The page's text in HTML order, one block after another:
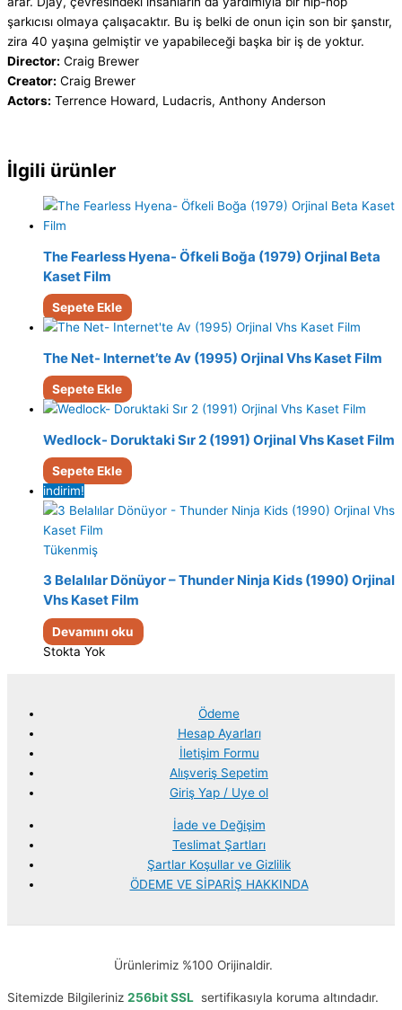
şarkıcısı olmaya çalışacaktır. Bu iş belki de onun için son bir şanstır,
zira 40 yaşına gelmiştir ve yapabileceği başka bir iş de yoktur.
Director: Craig Brewer
Creator: Craig Brewer
Actors: Terrence Howard, Ludacris, Anthony Anderson
İlgili ürünler
The Fearless Hyena- Öfkeli Boğa (1979) Orjinal Beta
Kaset Film
Sepete Ekle
The Net- Internet’te Av (1995) Orjinal Vhs Kaset Film
Sepete Ekle
Wedlock- Doruktaki Sır 2 (1991) Orjinal Vhs Kaset Film
Sepete Ekle
indirim!
Tükenmiş
3 Belalılar Dönüyor – Thunder Ninja Kids (1990) Orjinal
Vhs Kaset Film
Devamını oku
Stokta Yok
Ödeme
Hesap Ayarları
İletişim Formu
Alışveriş Sepetim
Giriş Yap / Uye ol
İade ve Değişim
Teslimat Şartları
Şartlar Koşullar ve Gizlilik
ÖDEME VE SİPARİŞ HAKKINDA
Ürünlerimiz %100 Orijinaldir.
Sitemizde Bilgileriniz 256bit SSL sertifikasıyla koruma altındadır.